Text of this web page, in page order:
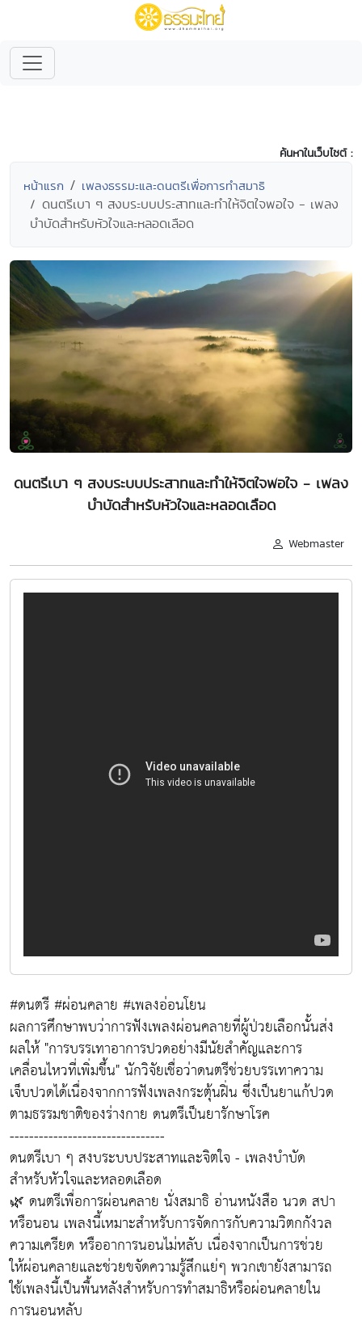
ค้นหาในเว็บไซต์ :
หน้าแรก เพลงธรรมะและดนตรีเพื่อการทำสมาธิ
ดนตรีเบา ๆ สงบระบบประสาทและทำให้จิตใจพอใจ - เพลง
บำบัดสำหรับหัวใจและหลอดเลือด
ดนตรีเบา ๆ สงบระบบประสาทและทำให้จิตใจพอใจ - เพลง
บำบัดสำหรับหัวใจและหลอดเลือด
Webmaster
#ดนตรี #ผ่อนคลาย #เพลงอ่อนโยน
ผลการศึกษาพบว่าการฟังเพลงผ่อนคลายที่ผู้ป่วยเลือกนั้นส่ง
ผลให้ "การบรรเทาอาการปวดอย่างมีนัยสำคัญและการ
เคลื่อนไหวที่เพิ่มขึ้น" นักวิจัยเชื่อว่าดนตรีช่วยบรรเทาความ
เจ็บปวดได้เนื่องจากการฟังเพลงกระตุ้นฝิ่น ซึ่งเป็นยาแก้ปวด
ตามธรรมชาติของร่างกาย ดนตรีเป็นยารักษาโรค
--------------------------------
ดนตรีเบา ๆ สงบระบบประสาทและจิตใจ - เพลงบำบัด
สำหรับหัวใจและหลอดเลือด
🌿 ดนตรีเพื่อการผ่อนคลาย นั่งสมาธิ อ่านหนังสือ นวด สปา
หรือนอน เพลงนี้เหมาะสำหรับการจัดการกับความวิตกกังวล
ความเครียด หรืออาการนอนไม่หลับ เนื่องจากเป็นการช่วย
ให้ผ่อนคลายและช่วยขจัดความรู้สึกแย่ๆ พวกเขายังสามารถ
ใช้เพลงนี้เป็นพื้นหลังสำหรับการทำสมาธิหรือผ่อนคลายใน
การนอนหลับ